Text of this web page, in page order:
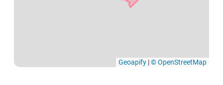
Geoapify |© OpenStreetMap